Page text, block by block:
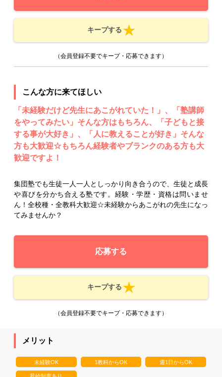
キープする
（会員登録不要でキープ・応募できます）
こんな方に来てほしい
「未経験だけど先生にあこがれていた！」、「塾講師
をやってみたい」そんな方はもちろん、「子どもと接
する事が大好き」、「人に教えることが好き」そんな
方も大歓迎☆もちろん経験者やブランクのある方も大
歓迎ですよ！
集団塾でも生徒一人一人としっかり向き合うので、生徒と成長
や喜びを分かち合える塾です。経験・学歴・資格は問いませ
ん！全校種・全教科大歓迎☆未経験からあこがれの先生になっ
てみませんか？
応募する
キープする
（会員登録不要でキープ・応募できます）
メリット
未経験OK 1教科からOK 週1日からOK